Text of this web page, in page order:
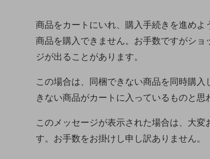
商品をカートにいれ、購入手続きを進めよ
商品を購入できません。お手数ですがシ
ジが出ることがあります。
この場合は、同梱できない商品を同時購
きない商品がカートに入っているものと思
このメッセージが表示された場合は、大
す。お手数をお掛けし申し訳ありません。